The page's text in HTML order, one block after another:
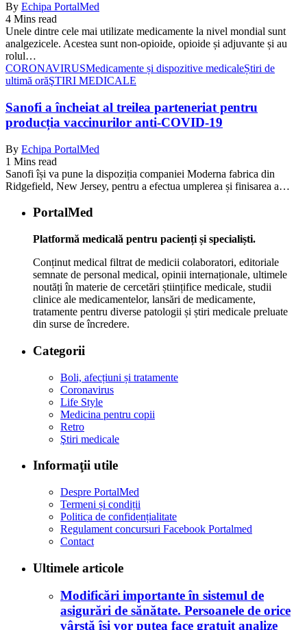
By Echipa PortalMed
4 Mins read
Unele dintre cele mai utilizate medicamente la nivel mondial sunt
analgezicele. Acestea sunt non-opioide, opioide și adjuvante și au
rolul…
CORONAVIRUSMedicamente și dispozitive medicaleȘtiri de
ultimă orăŞTIRI MEDICALE
Sanofi a încheiat al treilea parteneriat pentru
producția vaccinurilor anti-COVID-19
By Echipa PortalMed
1 Mins read
Sanofi își va pune la dispoziția companiei Moderna fabrica din
Ridgefield, New Jersey, pentru a efectua umplerea și finisarea a…
PortalMed
Platformă medicală pentru pacienți și specialiști.
Conținut medical filtrat de medicii colaboratori, editoriale
semnate de personal medical, opinii internaționale, ultimele
noutăți în materie de cercetări științifice medicale, studii
clinice ale medicamentelor, lansări de medicamente,
tratamente pentru diverse patologii și știri medicale preluate
din surse de încredere.
Categorii
Boli, afecțiuni și tratamente
Coronavirus
Life Style
Medicina pentru copii
Retro
Ştiri medicale
Informaţii utile
Despre PortalMed
Termeni și condiții
Politica de confidențialitate
Regulament concursuri Facebook Portalmed
Contact
Ultimele articole
Modificări importante în sistemul de
asigurări de sănătate. Persoanele de orice
vârstă își vor putea face gratuit analize